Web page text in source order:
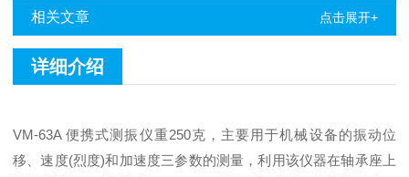
相关文章 点击展开+
详细介绍
VM-63A 便携式测振仪重250克，主要用于机械设备的振动位
移、速度(烈度)和加速度三参数的测量，利用该仪器在轴承座上